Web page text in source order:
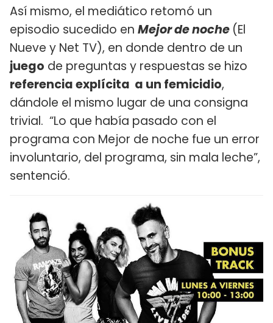
Así mismo, el mediático retomó un
episodio sucedido en Mejor de noche (El
Nueve y Net TV), en donde dentro de un
juego de preguntas y respuestas se hizo
referencia explícita a un femicidio,
dándole el mismo lugar de una consigna
trivial. “Lo que había pasado con el
programa con Mejor de noche fue un error
involuntario, del programa, sin mala leche”,
sentenció.